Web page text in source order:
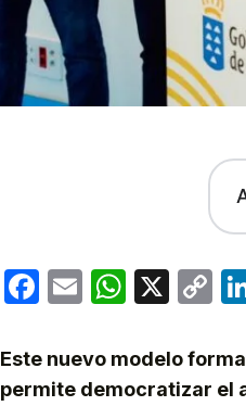
Facebook
Email X
Este nuevo modelo
permite democratizar el